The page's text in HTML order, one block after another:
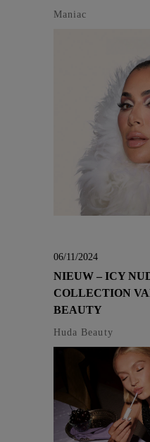
Maniac
06/11/2024
NIEUW – ICY
COLLECTION
BEAUTY
Huda Beauty